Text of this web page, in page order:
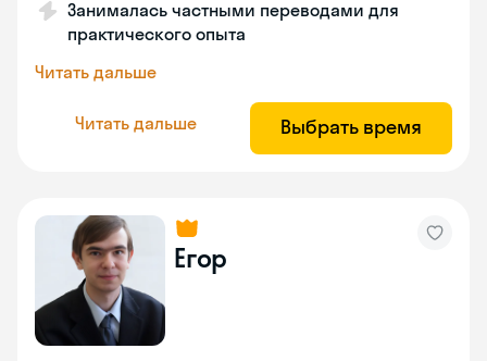
Занималась частными переводами для
практического опыта
Читать дальше
Читать дальше Выбрать время
Егор